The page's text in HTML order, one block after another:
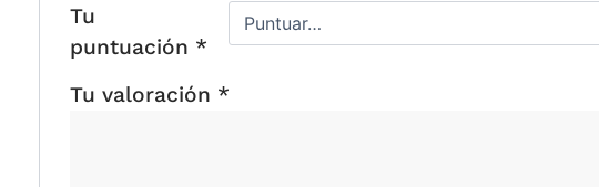
Tu
puntuación *
Tu valoración *